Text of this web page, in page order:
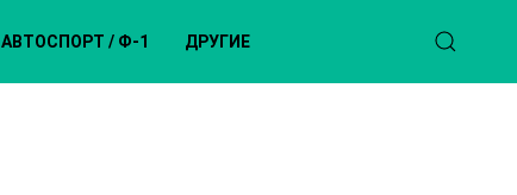
АВТОСПОРТ / Ф-1 ДРУГИЕ